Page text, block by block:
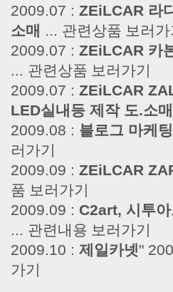
2009.07 : ZEiLCAR 라
소매 ... 관련상품 보러
2009.07 : ZEiLCAR 카
... 관련상품 보러가기
2009.07 : ZEiLCAR
LED실내등 제작 도.소
2009.08 : 블로그 마케
러가기
2009.09 : ZEiLCAR
품 보러가기
2009.09 : C2art, 시투
... 관련내용 보러가기
2009.10 : 제일카넷"
가기